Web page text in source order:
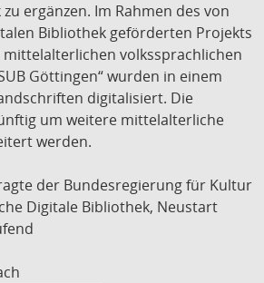
ergänzen. Im Rahmen des von
Bibliothek geförderten Projekts
volkssprachlichen
Göttingen“ wurden in einem
digitalisiert. Die
um weitere mittelalterliche
werden.
der Bundesregierung für Kultur
Digitale Bibliothek, Neustart